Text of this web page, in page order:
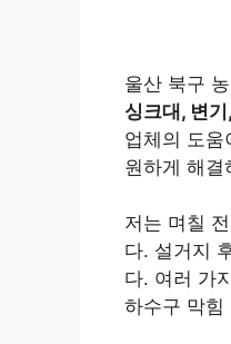
울산 북구
싱크대, 변
업체의 도
원하게 해결
저는 며칠 전
다. 설거지
다. 여러 가
하수구 막힘